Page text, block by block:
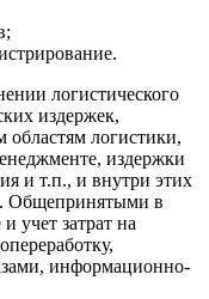
логистического
издержек,
логистики,
издержки
и т.п., и внутри этих
Общепринятыми в
учет затрат на
информационно-